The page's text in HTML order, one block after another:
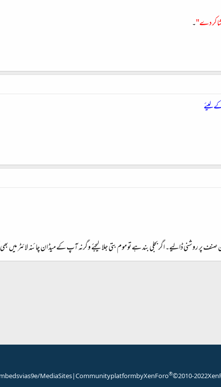
کر دے"۔
لیئے
صنف پر روشنی ڈالیے۔ اگر بجلی بند ہے تو موم بتی جلا لیجئے وگرنہ آپ کے میڈ ان چائنہ لائٹر میں
Community platform by XenForo®© 2010-2022
|
via s9e/MediaSites